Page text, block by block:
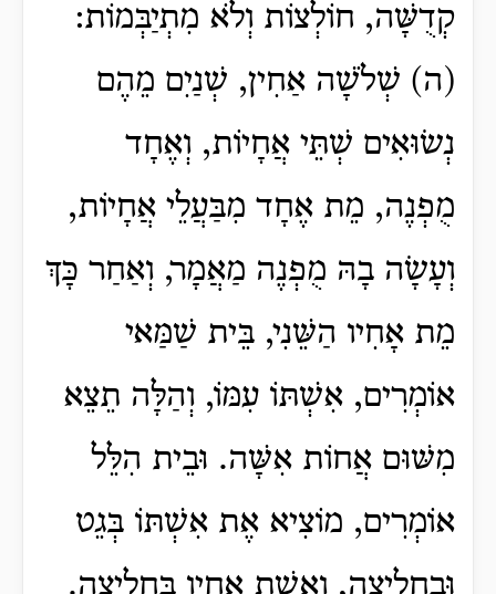
קְדֻשָּׁה, חוֹלְצוֹת וְלֹא מִתְיַבְּמוֹת:
(ה) שְׁלֹשָׁה אַחִין, שְׁנַיִם מֵהֶם
נְשׂוּאִים שְׁתֵּי אֲחָיוֹת, וְאֶחָד
מֻפְנֶה, מֵת אֶחָד מִבַּעֲלֵי אֲחָיוֹת,
וְעָשָׂה בָהּ מֻפְנֶה מַאֲמָר, וְאַחַר כָּךְ
מֵת אָחִיו הַשֵּׁנִי, בֵּית שַׁמַּאי
אוֹמְרִים, אִשְׁתּוֹ עִמּוֹ, וְהַלָּה תֵצֵא
מִשּׁוּם אֲחוֹת אִשָּׁה. וּבֵית הִלֵּל
אוֹמְרִים, מוֹצִיא אֶת אִשְׁתּוֹ בְּגֵט
וּבַחֲלִיצָה, וְאֵשֶׁת אָחִיו בַּחֲלִיצָה.